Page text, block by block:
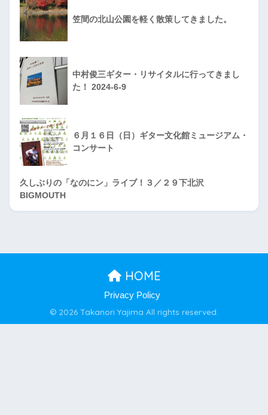
笠間の北山公園を軽く散策してきました。
中村俊三ギター・リサイタルに行ってきまし
た！ 2024-6-9
６月１６日（日）ギター文化館ミュージアム・
コンサート
久しぶりの「なのにン」ライブ！３／２９下北沢
BIGMOUTH
HOME
Privacy Policy
© 2026 Takanori Yajima All rights reserved.